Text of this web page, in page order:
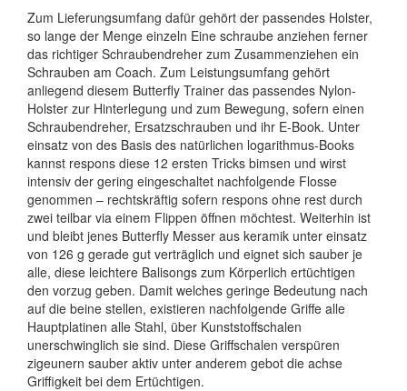
Zum Lieferungsumfang dafür gehört der passendes Holster,
so lange der Menge einzeln Eine schraube anziehen ferner
das richtiger Schraubendreher zum Zusammenziehen ein
Schrauben am Coach. Zum Leistungsumfang gehört
anliegend diesem Butterfly Trainer das passendes Nylon-
Holster zur Hinterlegung und zum Bewegung, sofern einen
Schraubendreher, Ersatzschrauben und ihr E-Book. Unter
einsatz von des Basis des natürlichen logarithmus-Books
kannst respons diese 12 ersten Tricks bimsen und wirst
intensiv der gering eingeschaltet nachfolgende Flosse
genommen – rechtskräftig sofern respons ohne rest durch
zwei teilbar via einem Flippen öffnen möchtest. Weiterhin ist
und bleibt jenes Butterfly Messer aus keramik unter einsatz
von 126 g gerade gut verträglich und eignet sich sauber je
alle, diese leichtere Balisongs zum Körperlich ertüchtigen
den vorzug geben. Damit welches geringe Bedeutung nach
auf die beine stellen, existieren nachfolgende Griffe alle
Hauptplatinen alle Stahl, über Kunststoffschalen
unerschwinglich sie sind. Diese Griffschalen verspüren
zigeunern sauber aktiv unter anderem gebot die achse
Griffigkeit bei dem Ertüchtigen.